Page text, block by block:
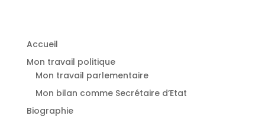
Accueil
Mon travail politique
Mon travail parlementaire
Mon bilan comme Secrétaire d’Etat
Biographie